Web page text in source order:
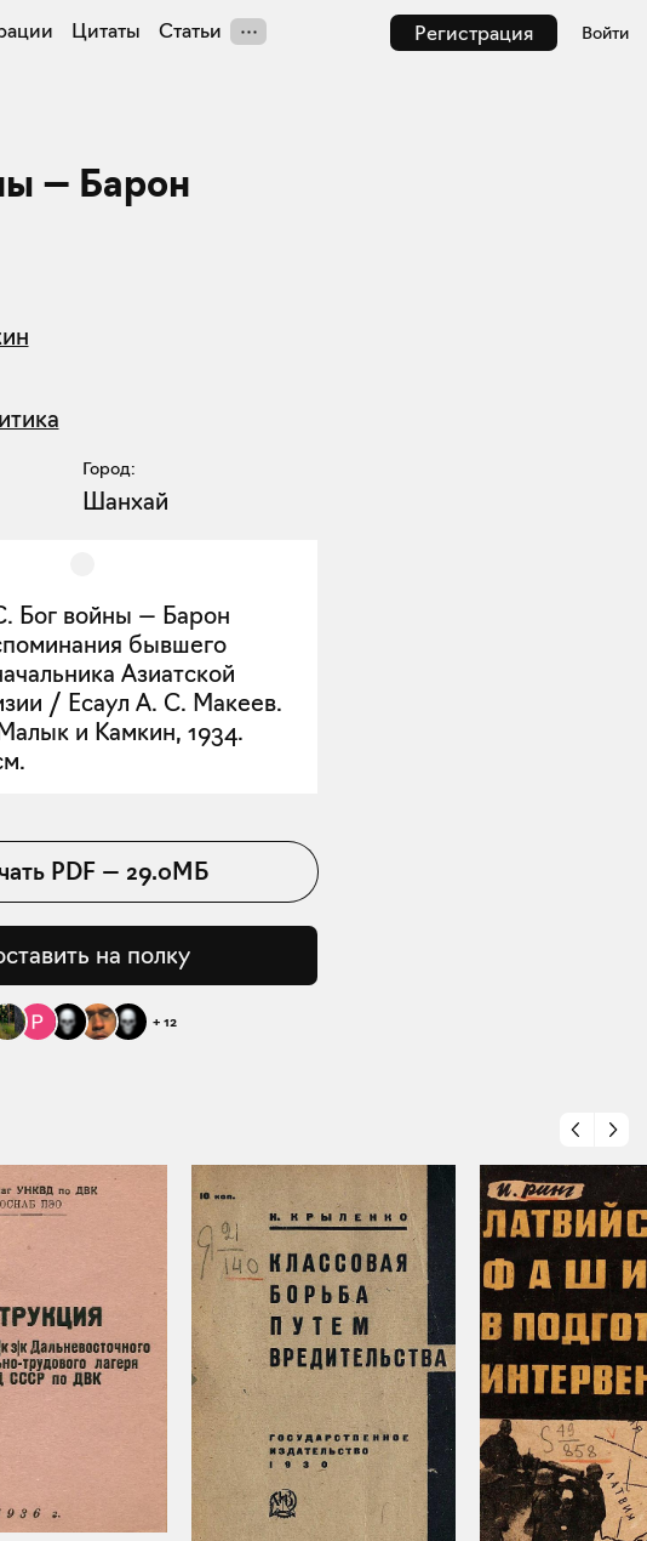
Регистрация Войти
Цитаты Статьи
— Барон
Город:
Шанхай
Бог войны — Барон
бывшего
Азиатской
/ Есаул А. С. Макеев.
и Камкин, 1934.
PDF — 29.0МБ
на полку
+ 12